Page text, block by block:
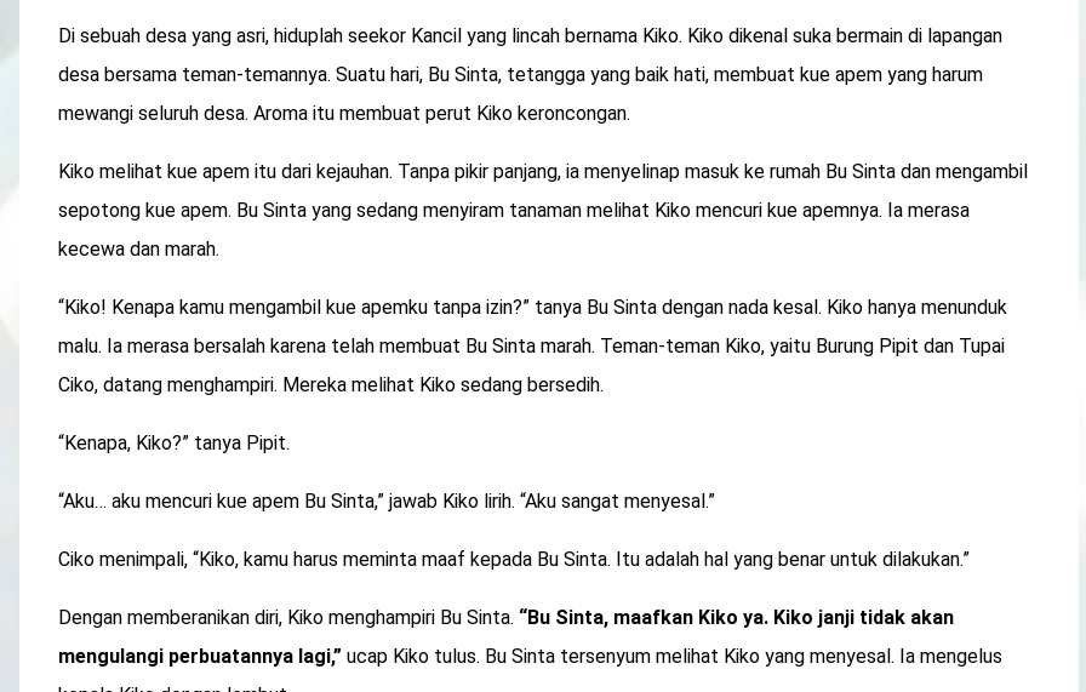
Di sebuah desa yang asri, hiduplah seekor Kancil yang lincah bernama Kiko. Kiko dikenal suka bermain di lapangan
desa bersama teman-temannya. Suatu hari, Bu Sinta, tetangga yang baik hati, membuat kue apem yang harum
mewangi seluruh desa. Aroma itu membuat perut Kiko keroncongan.
Kiko melihat kue apem itu dari kejauhan. Tanpa pikir panjang, ia menyelinap masuk ke rumah Bu Sinta dan mengambil
sepotong kue apem. Bu Sinta yang sedang menyiram tanaman melihat Kiko mencuri kue apemnya. Ia merasa
kecewa dan marah.
“Kiko! Kenapa kamu mengambil kue apemku tanpa izin?” tanya Bu Sinta dengan nada kesal. Kiko hanya menunduk
malu. Ia merasa bersalah karena telah membuat Bu Sinta marah. Teman-teman Kiko, yaitu Burung Pipit dan Tupai
Ciko, datang menghampiri. Mereka melihat Kiko sedang bersedih.
“Kenapa, Kiko?” tanya Pipit.
“Aku… aku mencuri kue apem Bu Sinta,” jawab Kiko lirih. “Aku sangat menyesal.”
Ciko menimpali, “Kiko, kamu harus meminta maaf kepada Bu Sinta. Itu adalah hal yang benar untuk dilakukan.”
Dengan memberanikan diri, Kiko menghampiri Bu Sinta. “Bu Sinta, maafkan Kiko ya. Kiko janji tidak akan
mengulangi perbuatannya lagi,” ucap Kiko tulus. Bu Sinta tersenyum melihat Kiko yang menyesal. Ia mengelus